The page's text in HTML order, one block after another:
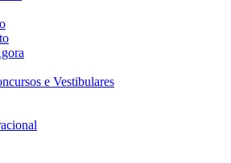
e Vestibulares